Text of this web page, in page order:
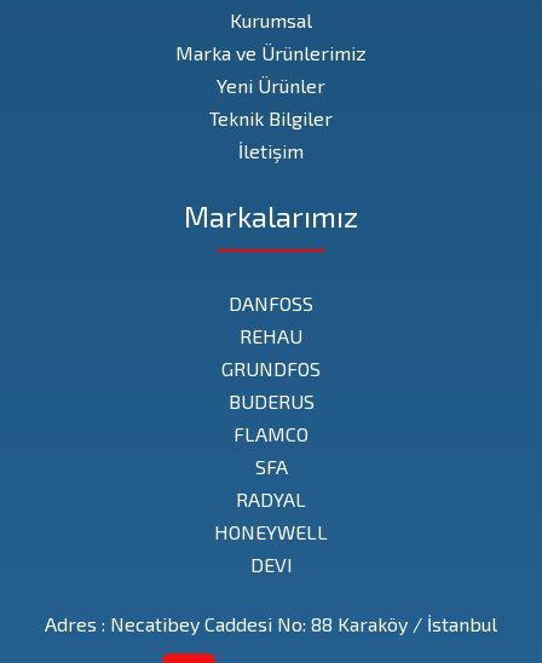
Kurumsal
Marka ve Ürünlerimiz
Yeni Ürünler
Teknik Bilgiler
İletişim
Markalarımız
DANFOSS
REHAU
GRUNDFOS
BUDERUS
FLAMCO
SFA
RADYAL
HONEYWELL
DEVI
Adres : Necatibey Caddesi No: 88 Karaköy / İstanbul